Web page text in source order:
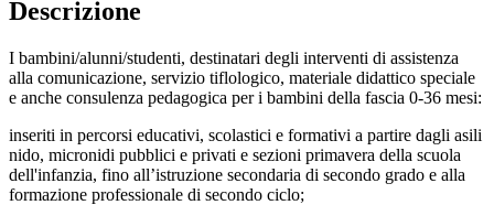
Descrizione
I bambini/alunni/studenti, destinatari degli interventi di assistenza
alla comunicazione, servizio tiflologico, materiale didattico speciale
e anche consulenza pedagogica per i bambini della fascia 0-36 mesi:
inseriti in percorsi educativi, scolastici e formativi a partire dagli asili
nido, micronidi pubblici e privati e sezioni primavera della scuola
dell'infanzia, fino all’istruzione secondaria di secondo grado e alla
formazione professionale di secondo ciclo;